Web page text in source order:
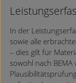
In der
sowie alle
– dies gilt für
sowohl nach